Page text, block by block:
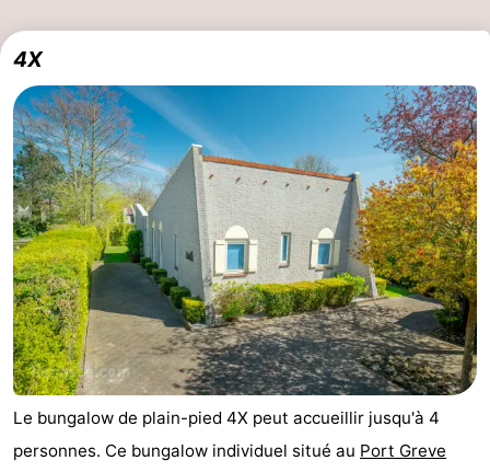
4X
Le bungalow de plain-pied 4X peut accueillir jusqu'à 4
personnes. Ce bungalow individuel situé au Port Greve